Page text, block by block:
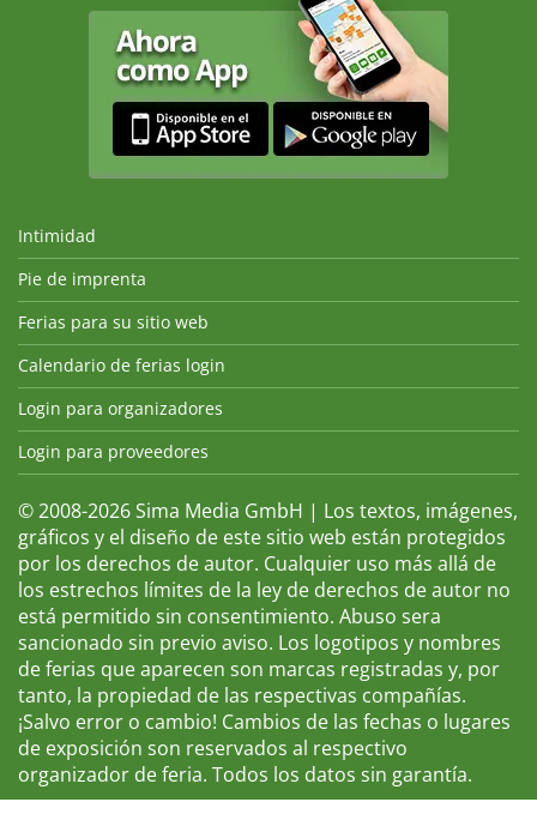
Intimidad
Pie de imprenta
Ferias para su sitio web
Calendario de ferias login
Login para organizadores
Login para proveedores
© 2008-2026 Sima Media GmbH | Los textos, imágenes,
gráficos y el diseño de este sitio web están protegidos
por los derechos de autor. Cualquier uso más allá de
los estrechos límites de la ley de derechos de autor no
está permitido sin consentimiento. Abuso sera
sancionado sin previo aviso. Los logotipos y nombres
de ferias que aparecen son marcas registradas y, por
tanto, la propiedad de las respectivas compañías.
¡Salvo error o cambio! Cambios de las fechas o lugares
de exposición son reservados al respectivo
organizador de feria. Todos los datos sin garantía.